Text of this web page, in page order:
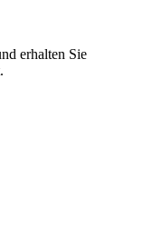
erhalten Sie